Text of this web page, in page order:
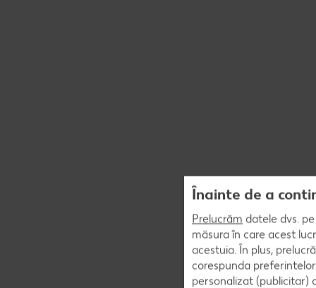
Înainte de a
Prelucrăm datele dvs.
măsura în care acest
acestuia. În plus,
corespunda
personalizat (publicitar)